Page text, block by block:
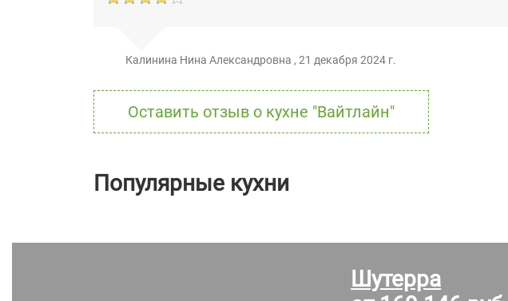
Калинина Нина Александровна , 21 декабря 2024 г.
Оставить отзыв о кухне "Вайтлайн"
Популярные кухни
Шутерра